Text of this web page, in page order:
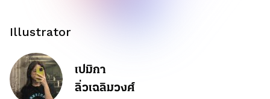
Illustrator
เปมิกา
ลิ่วเฉลิมวงศ์